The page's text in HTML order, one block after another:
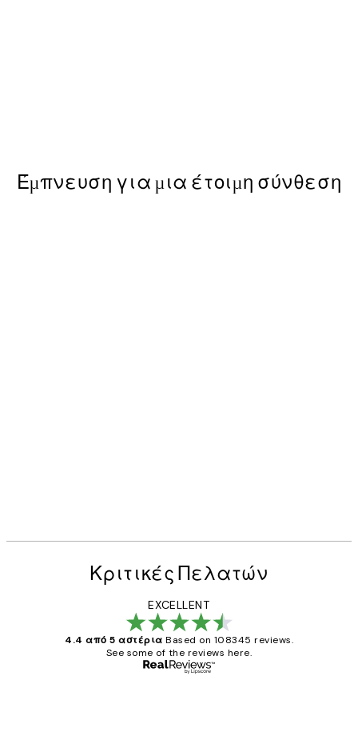
Έμπνευση για μια έτοιμη σύνθεση
Κριτικές Πελατών
EXCELLENT
4.4 από 5 αστέρια Based on 108345 reviews.
See some of the reviews here.